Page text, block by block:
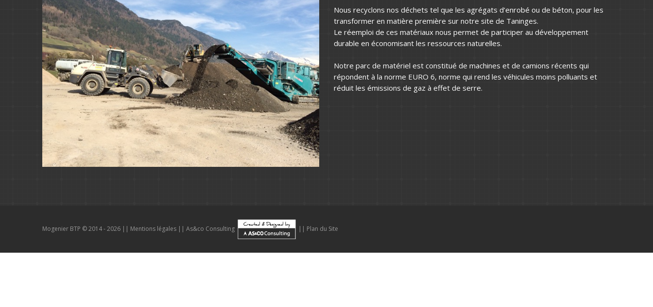
Nous recyclons nos déchets tel que les agrégats d’enrobé ou de béton, pour les
transformer en matière première sur notre site de Taninges.
Le réemploi de ces matériaux nous permet de participer au développement
durable en économisant les ressources naturelles.
Notre parc de matériel est constitué de machines et de camions récents qui
répondent à la norme EURO 6, norme qui rend les véhicules moins polluants et
réduit les émissions de gaz à effet de serre.
Mogenier BTP © 2014 - 2026 || Mentions légales || As&co Consulting || Plan du Site